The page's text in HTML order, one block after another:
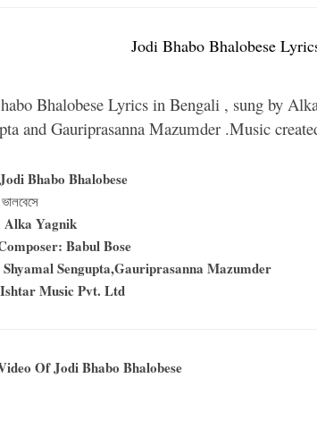
Jodi Bhabo Bhalobese Lyrics
Bhalobese Lyrics in Bengali , sung by
and Gauriprasanna Mazumder .Music
Bhabo Bhalobese
Alka Yagnik
Babul Bose
Sengupta,Gauriprasanna Mazumder
Music Pvt. Ltd
Of Jodi Bhabo Bhalobese